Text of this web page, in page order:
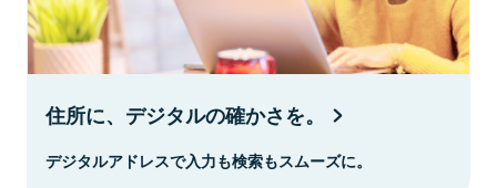
住所に、デジタルの確かさを。
デジタルアドレスで入力も検索もスムーズに。